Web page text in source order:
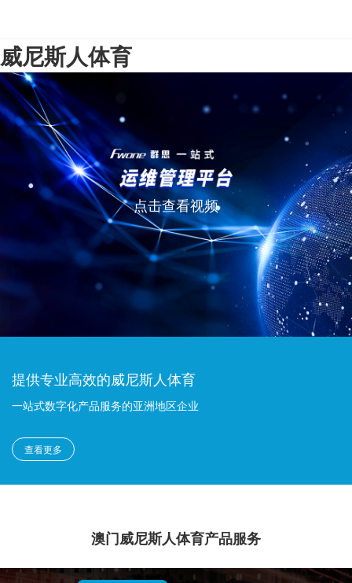
威尼斯人体育
点击查看视频
提供专业高效的威尼斯人体育
一站式数字化产品服务的亚洲地区企业
查看更多
澳门威尼斯人体育产品服务